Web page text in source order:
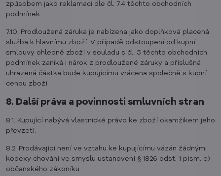
způsobem jako reklamaci dle čl. 7.4 těchto obchodních
podmínek.
7.10. Prodloužená záruka je nabízena jako doplňková placená
služba k hlavnímu zboží. V případě odstoupení od kupní
smlouvy ohledně zboží v souladu s čl. 5 těchto obchodních
podmínek zaniká i nárok z prodloužené záruky a příslušná
uhrazená částka bude kupujícímu vrácena společně s kupní
cenou zboží.
8. Další práva a povinnosti smluvních stran
8.1. Kupující nabývá vlastnické právo ke zboží okamžikem jeho
převzetí.
8.2. Prodávající není ve vztahu ke kupujícímu vázán žádnými
kodexy chování ve smyslu ustanovení § 1826 odst. 1 písm. e)
občanského zákoníku.